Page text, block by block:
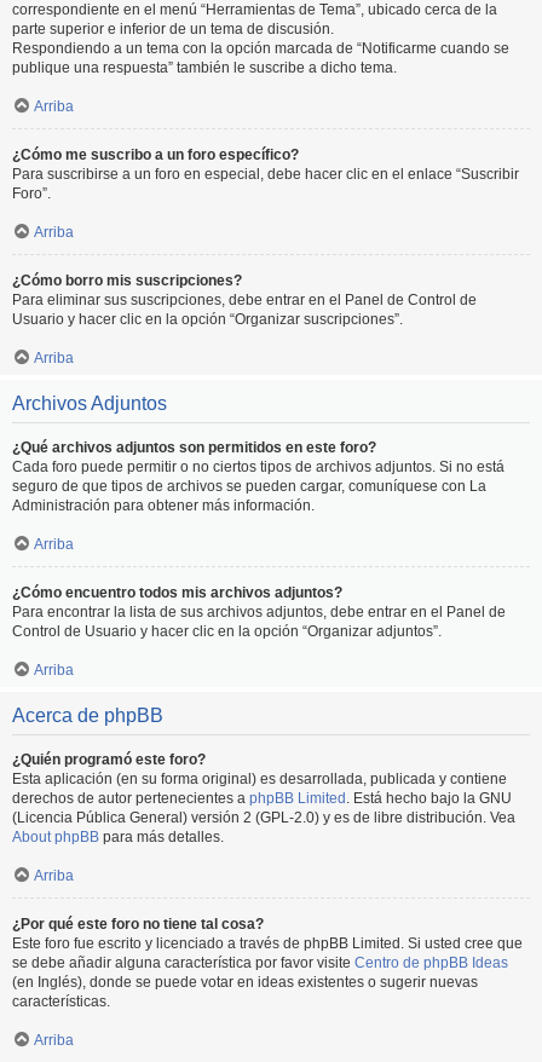
correspondiente en el menú “Herramientas de Tema”, ubicado cerca de la
parte superior e inferior de un tema de discusión.
Respondiendo a un tema con la opción marcada de “Notificarme cuando se
publique una respuesta” también le suscribe a dicho tema.
Arriba
¿Cómo me suscribo a un foro específico?
Para suscribirse a un foro en especial, debe hacer clic en el enlace “Suscribir
Foro”.
Arriba
¿Cómo borro mis suscripciones?
Para eliminar sus suscripciones, debe entrar en el Panel de Control de
Usuario y hacer clic en la opción “Organizar suscripciones”.
Arriba
Archivos Adjuntos
¿Qué archivos adjuntos son permitidos en este foro?
Cada foro puede permitir o no ciertos tipos de archivos adjuntos. Si no está
seguro de que tipos de archivos se pueden cargar, comuníquese con La
Administración para obtener más información.
Arriba
¿Cómo encuentro todos mis archivos adjuntos?
Para encontrar la lista de sus archivos adjuntos, debe entrar en el Panel de
Control de Usuario y hacer clic en la opción “Organizar adjuntos”.
Arriba
Acerca de phpBB
¿Quién programó este foro?
Esta aplicación (en su forma original) es desarrollada, publicada y contiene
derechos de autor pertenecientes a phpBB Limited . Está hecho bajo la GNU
(Licencia Pública General) versión 2 (GPL-2.0) y es de libre distribución. Vea
About phpBB para más detalles.
Arriba
¿Por qué este foro no tiene tal cosa?
Este foro fue escrito y licenciado a través de phpBB Limited. Si usted cree que
se debe añadir alguna característica por favor visite Centro de phpBB Ideas
(en Inglés), donde se puede votar en ideas existentes o sugerir nuevas
características.
Arriba